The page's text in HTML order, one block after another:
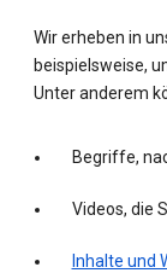
Wir erheben in
beispielsweise,
Unter anderem
Begriffe,
Videos, die
Inhalte und